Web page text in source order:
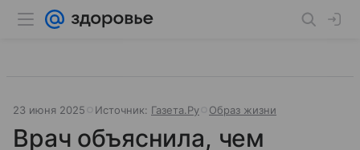
23 июня 2025 Источник: Газета.Ру Образ жизни
Врач объяснила, чем